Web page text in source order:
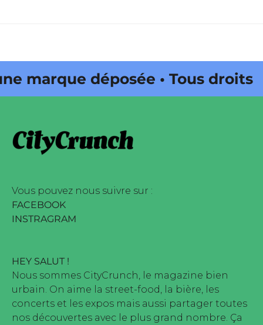
déposée • Tous droits
déposée • Tous droits
édité par Buena Onda Web •
Vous pouvez nous suivre sur :
FACEBOOK
INSTRAGRAM
HEY SALUT !
Nous sommes CityCrunch, le magazine bien
urbain. On aime la street-food, la bière, les
concerts et les expos mais aussi partager toutes
nos découvertes avec le plus grand nombre. Ça